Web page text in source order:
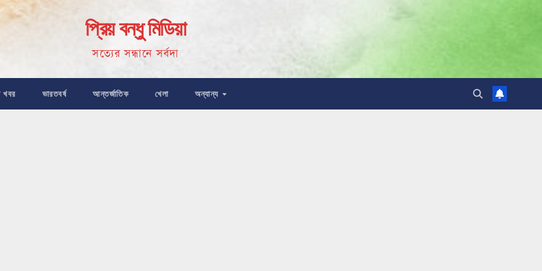
প্রিয় বন্ধু মিডিয়া
সত্যের সন্ধানে সর্বদা
খবর ভারতবর্ষ আন্তর্জাতিক খেলা অন্যান্য